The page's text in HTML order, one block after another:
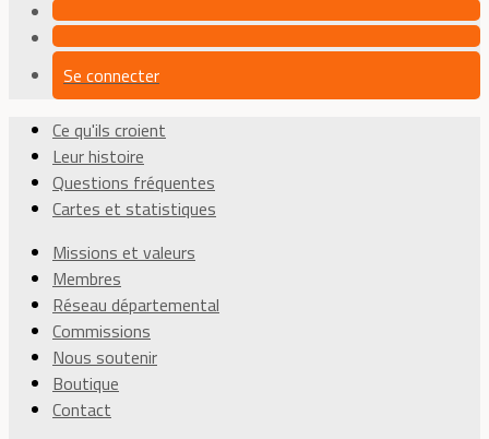
Se connecter
Ce qu'ils croient
Leur histoire
Questions fréquentes
Cartes et statistiques
Missions et valeurs
Membres
Réseau départemental
Commissions
Nous soutenir
Boutique
Contact